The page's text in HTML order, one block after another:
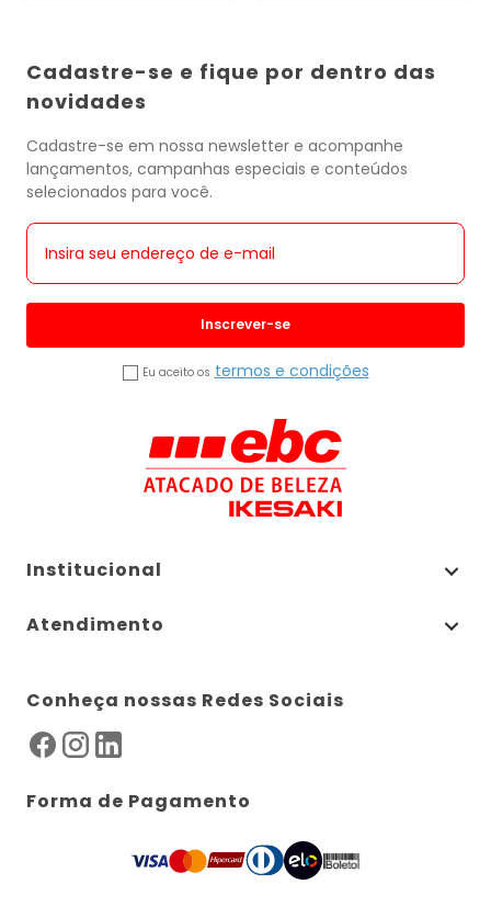
Cadastre-se e fique por dentro das
novidades
Cadastre-se em nossa newsletter e acompanhe
lançamentos, campanhas especiais e conteúdos
selecionados para você.
Inscrever-se
Eu aceito os termos e condições
Institucional
Atendimento
Conheça nossas Redes Sociais
Forma de Pagamento